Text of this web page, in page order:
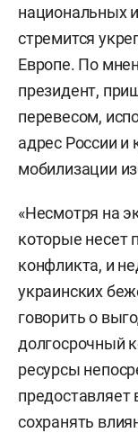
национальных
стремится
Европе. По
президент,
перевесом,
адрес России и
мобилизации
«Несмотря на
которые несет
конфликта, и
украинских
говорить о
долгосрочный
ресурсы
сохранять